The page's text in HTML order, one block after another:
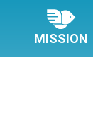
MISSION